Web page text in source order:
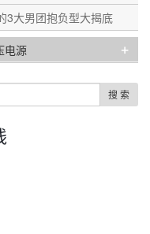
3大男团抱负型大揭底
电源 +
搜 索